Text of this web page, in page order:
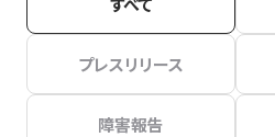
プレスリリース
障害報告